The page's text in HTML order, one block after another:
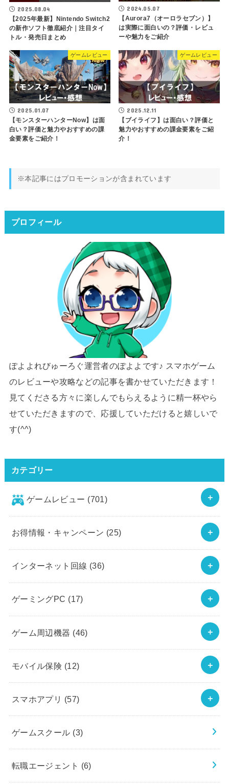
2025.08.04
【2025年最新】Nintendo Switch2
の新作ソフト徹底紹介｜注目タイ
トル・発売日まとめ
2024.05.07
【Aurora7（オーロラセブン）】
は実際に面白いの？評価・レビュ
ーや魅力をご紹介
ゲームレビュー
2025.01.07
【モンスターハンターNow】は面
白い？評価と魅力やおすすめの課
金要素をご紹介！
ゲームレビュー
2025.12.11
【ブイライフ】は面白い？評価と
魅力やおすすめの課金要素をご紹
介！
※本記事にはプロモーションが含まれています
プロフィール
ぽよよれびゅーろぐ運営者のぽよよです♪ スマホゲーム
のレビューや攻略などの記事を書かせていただきます！
見てくださる方々に楽しんでもらえるように精一杯やら
せていただきますので、応援していただけると嬉しいで
す(^^)
カテゴリー
ゲームレビュー (701)
お得情報・キャンペーン (25)
インターネット回線 (36)
ゲーミングPC (17)
ゲーム周辺機器 (46)
モバイル保険 (12)
スマホアプリ (57)
ゲームスクール (3)
転職エージェント (6)